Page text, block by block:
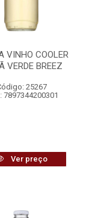
VINHO COOLER
VERDE BREEZ
25267
7897344200301
Ver preço